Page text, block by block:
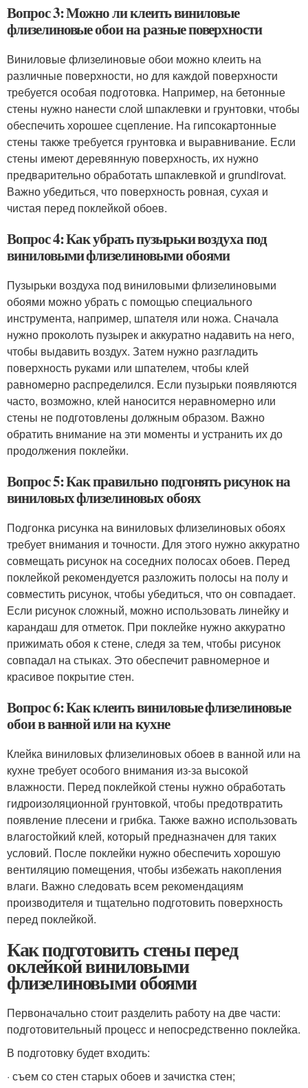
Вопрос 3: Можно ли клеить виниловые
флизелиновые обои на разные поверхности
Виниловые флизелиновые обои можно клеить на
различные поверхности, но для каждой поверхности
требуется особая подготовка. Например, на бетонные
стены нужно нанести слой шпаклевки и грунтовки, чтобы
обеспечить хорошее сцепление. На гипсокартонные
стены также требуется грунтовка и выравнивание. Если
стены имеют деревянную поверхность, их нужно
предварительно обработать шпаклевкой и grundirovat.
Важно убедиться, что поверхность ровная, сухая и
чистая перед поклейкой обоев.
Вопрос 4: Как убрать пузырьки воздуха под
виниловыми флизелиновыми обоями
Пузырьки воздуха под виниловыми флизелиновыми
обоями можно убрать с помощью специального
инструмента, например, шпателя или ножа. Сначала
нужно проколоть пузырек и аккуратно надавить на него,
чтобы выдавить воздух. Затем нужно разгладить
поверхность руками или шпателем, чтобы клей
равномерно распределился. Если пузырьки появляются
часто, возможно, клей наносится неравномерно или
стены не подготовлены должным образом. Важно
обратить внимание на эти моменты и устранить их до
продолжения поклейки.
Вопрос 5: Как правильно подгонять рисунок на
виниловых флизелиновых обоях
Подгонка рисунка на виниловых флизелиновых обоях
требует внимания и точности. Для этого нужно аккуратно
совмещать рисунок на соседних полосах обоев. Перед
поклейкой рекомендуется разложить полосы на полу и
совместить рисунок, чтобы убедиться, что он совпадает.
Если рисунок сложный, можно использовать линейку и
карандаш для отметок. При поклейке нужно аккуратно
прижимать обоя к стене, следя за тем, чтобы рисунок
совпадал на стыках. Это обеспечит равномерное и
красивое покрытие стен.
Вопрос 6: Как клеить виниловые флизелиновые
обои в ванной или на кухне
Клейка виниловых флизелиновых обоев в ванной или на
кухне требует особого внимания из-за высокой
влажности. Перед поклейкой стены нужно обработать
гидроизоляционной грунтовкой, чтобы предотвратить
появление плесени и грибка. Также важно использовать
влагостойкий клей, который предназначен для таких
условий. После поклейки нужно обеспечить хорошую
вентиляцию помещения, чтобы избежать накопления
влаги. Важно следовать всем рекомендациям
производителя и тщательно подготовить поверхность
перед поклейкой.
Как подготовить стены перед
оклейкой виниловыми
флизелиновыми обоями
Первоначально стоит разделить работу на две части:
подготовительный процесс и непосредственно поклейка.
В подготовку будет входить:
· съем со стен старых обоев и зачистка стен;